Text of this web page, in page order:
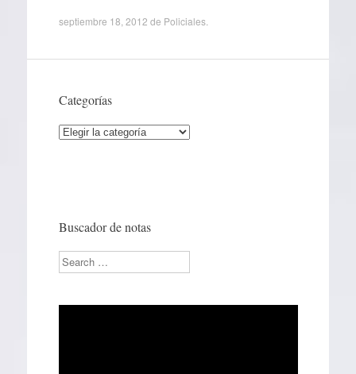
septiembre 18, 2012 de Policiales.
Categorías
Categorías
Buscador de notas
Search